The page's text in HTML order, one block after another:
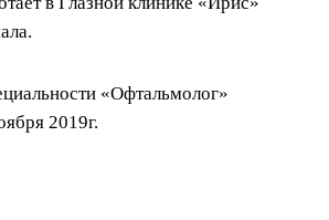
«Офтальмолог»
2019г.